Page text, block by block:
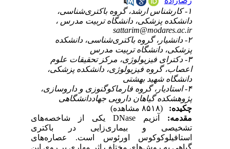
۱- کارشناس ارشد، گروه باکتری‌شناسی،
دانشکده پزشکی، دانشگاه تربیت مدرس ،
sattarim@modares.ac.ir
۲- دانشیار، گروه باکتری‌شناسی، دانشکده
پزشکی، دانشگاه تربیت مدرس
۳- دکترای فیزیولوژی، مرکز تحقیقات علوم
اعصاب، گروه فیزیولوژی، دانشکده پزشکی،
دانشگاه شهید بهشتی
۴- استادیار، گروه فارماکوگنوزی و داروسازی،
پژوهشکده گیاهان دارویی جهاددانشگاهی
چکیده:
(۸۵۱۸ مشاهده)
مقدمه:
آنزیم DNase یکی از شاخصه‌های
تشخیصی و بیماری‌زایی در باکتری
استافیلوکوکوس اورئوس است. عصاره‌های
گیاهی به روش‌های مختلف اثر مهاری بر روی این